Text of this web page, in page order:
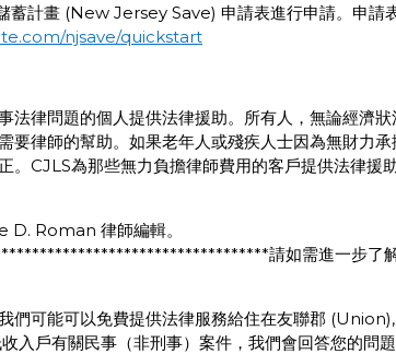
計畫 (New Jersey Save) 申請表進行申請。申請
njsave/quickstart
法律問題的個人提供法律援助。所有人，無論經濟狀
要律師的幫助。如果老年人或殘疾人士因為無財力承
。CJLS為那些無力負擔律師費用的客戶提供法律援
D. Roman 律師編輯。
請如需進一步了
們可能可以免費提供法律服務給住在友聯郡
戶有關民事（非刑事）案件，我們會回答您的問